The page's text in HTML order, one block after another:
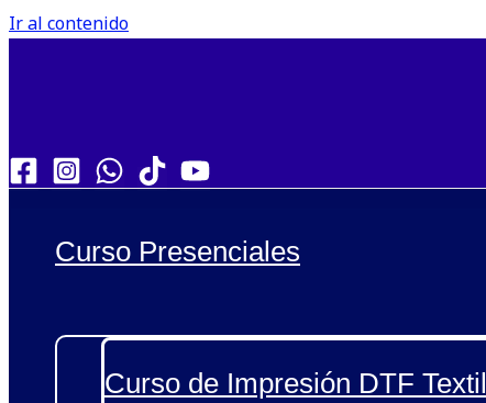
Ir al contenido
Curso Presenciales
Curso de Impresión DTF Textil